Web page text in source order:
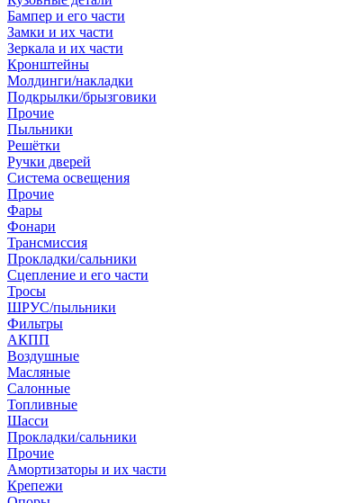
Бампер и его части
Замки и их части
Зеркала и их части
Кронштейны
Молдинги/накладки
Подкрылки/брызговики
Прочие
Пыльники
Решётки
Ручки дверей
Система освещения
Прочие
Фары
Фонари
Трансмиссия
Прокладки/сальники
Сцепление и его части
Тросы
ШРУС/пыльники
Фильтры
АКПП
Воздушные
Масляные
Салонные
Топливные
Шасси
Прокладки/сальники
Прочие
Амортизаторы и их части
Крепежи